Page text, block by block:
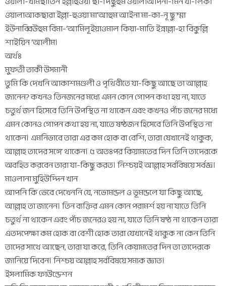
ওয়ালাআকছারা ইল্লা-হুওয়া মা‘আহুম আইনা মা-কা-নূ ছু ম্মা
ইউনাব্বিউহুম বিমা-‘আমিলূইয়াওমাল কিয়া-মাতি ইন্নাল্লা-হা বিকুল্লি
শাইয়িন ‘আলীম।
অর্থঃ
মুফতী তাকী উসমানী
তুমি কি দেখনি আকাশমণ্ডলী ও পৃথিবীতে যা-কিছু আছে তা আল্লাহ
জানেন? কখনও তিনজনের মধ্যে এমন কোন গোপন কথা হয় না, যাতে
চতুর্থ জন হিসেবে তিনি উপস্থিত না থাকেন এবং কখনও পাঁচ জনের মধ্যে
এমন কোনও গোপন কথা হয় না, যাতে ষষ্ঠজন হিসেবে তিনি উপস্থিত না
থাকেন। এমনিভাবে তারা এর কম হোক বা বেশি, তারা যেখানেই থাকুক,
আল্লাহ তাদের সঙ্গে থাকেন। ৫ অতঃপর কিয়ামতের দিন তিনি তাদেরকে
অবহিত করবেন তারা যা-কিছু করত। নিশ্চয়ই আল্লাহ সর্ববিষয়ে সর্বজ্ঞ।
মাওলানা মুহিউদ্দিন খান
আপনি কি ভেবে দেখেননি যে, নভোমন্ডল ও ভূমন্ডলে যা কিছু আছে,
আল্লাহ তা জানেন। তিন ব্যক্তির এমন কোন পরামর্শ হয় না যাতে তিনি
চতুর্থ না থাকেন এবং পাঁচ জনেরও হয় না, যাতে তিনি ষষ্ঠ না থাকেন তারা
এতদপেক্ষা কম হোক বা বেশী হোক তারা যেখানেই থাকুক না কেন তিনি
তাদের সাথে আছেন, তারা যা করে, তিনি কেয়ামতের দিন তা তাদেরকে
জানিয়ে দিবেন। নিশ্চয় আল্লাহ সর্ববিষয়ে সম্যক জ্ঞাত।
ইসলামিক ফাউন্ডেশন